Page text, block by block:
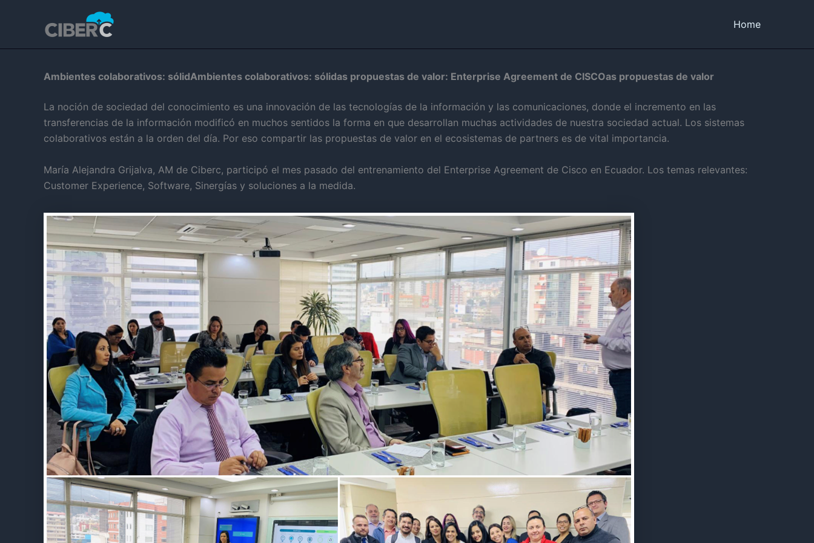
Home
Ambientes colaborativos: sólidAmbientes colaborativos: sólidas propuestas de valor: Enterprise Agreement de CISCOas propuestas de valor
La noción de sociedad del conocimiento es una innovación de las tecnologías de la información y las comunicaciones, donde el incremento en las
transferencias de la información modificó en muchos sentidos la forma en que desarrollan muchas actividades de nuestra sociedad actual. Los sistemas
colaborativos están a la orden del día. Por eso compartir las propuestas de valor en el ecosistemas de partners es de vital importancia.
María Alejandra Grijalva, AM de Ciberc, participó el mes pasado del entrenamiento del Enterprise Agreement de Cisco en Ecuador. Los temas relevantes:
Customer Experience, Software, Sinergías y soluciones a la medida.